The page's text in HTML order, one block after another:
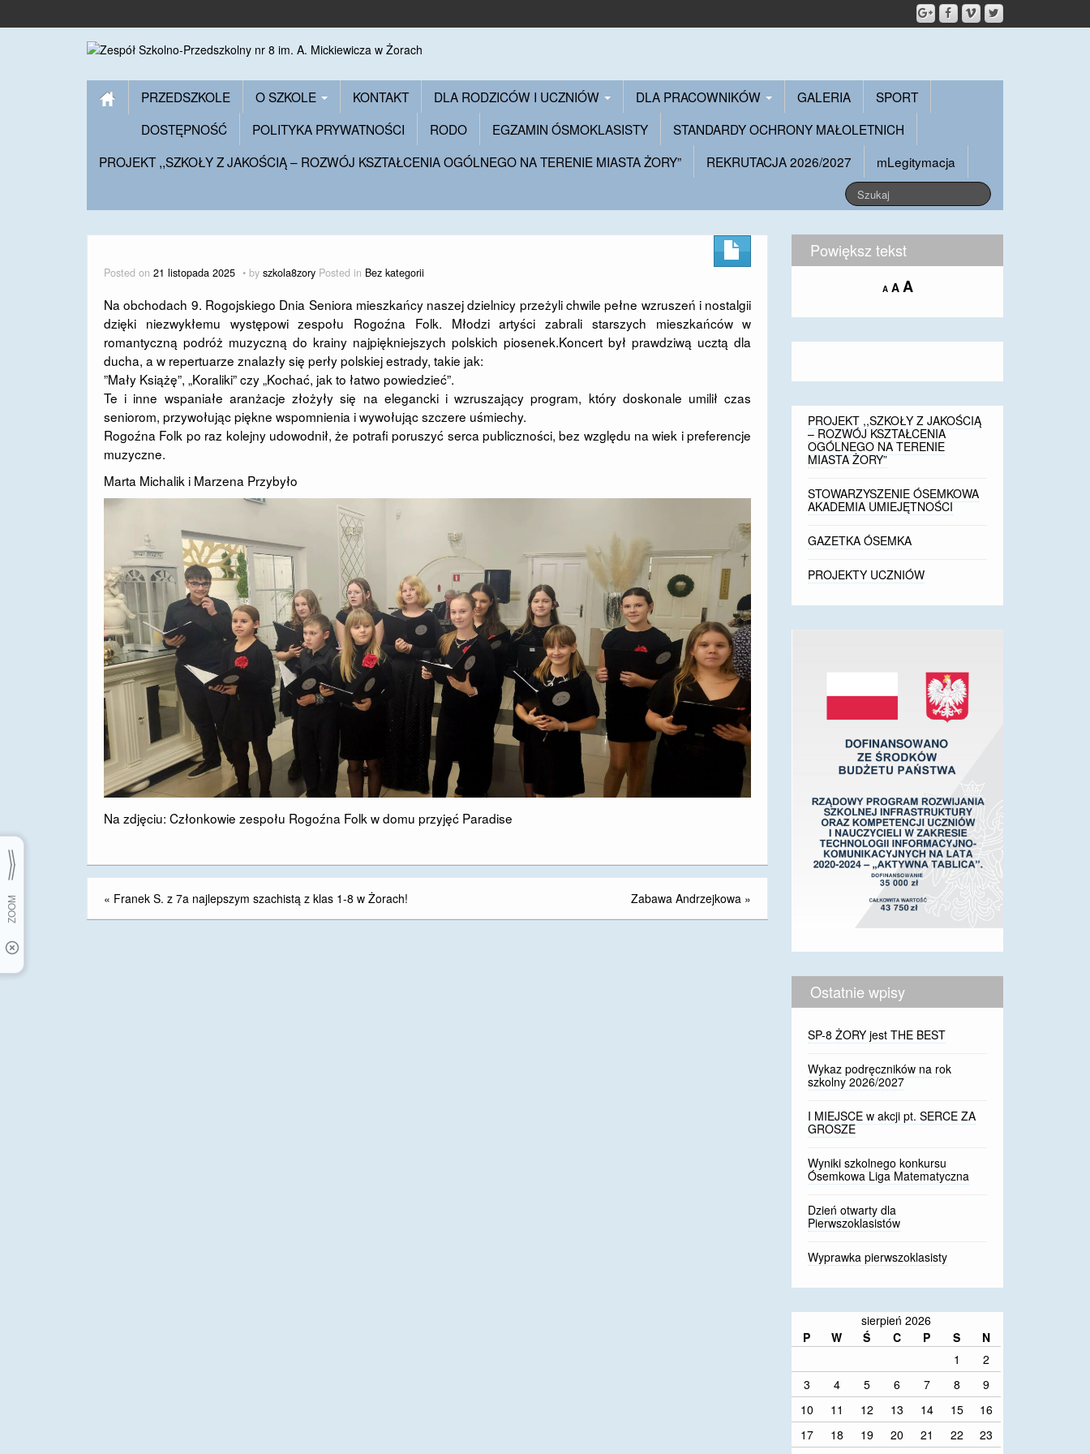
PRZEDSZKOLE O SZKOLE KONTAKT DLA RODZICÓW I UCZNIÓW DLA PRACOWNIKÓW GALERIA
SPORT
DOSTĘPNOŚĆ
POLITYKA PRYWATNOŚCI RODO EGZAMIN ÓSMOKLASISTY
STANDARDY OCHRONY MAŁOLETNICH
PROJEKT ,,SZKOŁY Z JAKOŚCIĄ – ROZWÓJ KSZTAŁCENIA OGÓLNEGO NA TERENIE MIASTA ŻORY”
REKRUTACJA 2026/2027 mLegitymacja
Posted on 21 listopada 2025 by szkola8zory Posted in Bez kategorii
Na obchodach 9. Rogojskiego Dnia Seniora mieszkańcy naszej dzielnicy przeżyli chwile pełne wzruszeń i nostalgii
dzięki niezwykłemu występowi zespołu Rogoźna Folk. Młodzi artyści zabrali starszych mieszkańców w
romantyczną podróż muzyczną do krainy najpiękniejszych polskich piosenek.​Koncert był prawdziwą ucztą dla
ducha, a w repertuarze znalazły się perły polskiej estrady, takie jak:
​”Mały Książę”, „Koraliki” czy „Kochać, jak to łatwo powiedzieć”.
​Te i inne wspaniałe aranżacje złożyły się na elegancki i wzruszający program, który doskonale umilił czas
seniorom, przywołując piękne wspomnienia i wywołując szczere uśmiechy.
​Rogoźna Folk po raz kolejny udowodnił, że potrafi poruszyć serca publiczności, bez względu na wiek i preferencje
muzyczne.
Marta Michalik i Marzena Przybyło
Na zdjęciu: Członkowie zespołu Rogoźna Folk w domu przyjęć Paradise
« Franek S. z 7a najlepszym szachistą z klas 1-8 w Żorach! Zabawa Andrzejkowa »
Powiększ tekst
ADecrease
size.
AReset
size.
AIncrease
size.
PROJEKT ,,SZKOŁY Z JAKOŚCIĄ
– ROZWÓJ KSZTAŁCENIA
OGÓLNEGO NA TERENIE
MIASTA ŻORY”
STOWARZYSZENIE ÓSEMKOWA
AKADEMIA UMIEJĘTNOŚCI
GAZETKA ÓSEMKA
PROJEKTY UCZNIÓW
Ostatnie wpisy
SP-8 ŻORY jest THE BEST
Wykaz podręczników na rok
szkolny 2026/2027
I MIEJSCE w akcji pt. SERCE ZA
GROSZE
Wyniki szkolnego konkursu
Ósemkowa Liga Matematyczna
Dzień otwarty dla
Pierwszoklasistów
Wyprawka pierwszoklasisty
sierpień 2026
P
W Ś C P S
N
1
2
3
4 5 6 7 8
9
10
11 12 13 14 15
16
17
18 19 20 21 22
23